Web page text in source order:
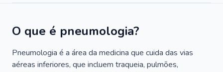
O que é pneumologia?
Pneumologia é a área da medicina que cuida das vias
aéreas inferiores, que incluem traqueia, pulmões,